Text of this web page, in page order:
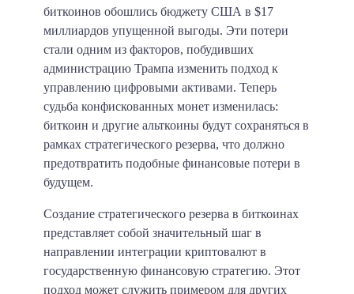
биткоинов обошлись бюджету США в $17
миллиардов упущенной выгоды. Эти потери
стали одним из факторов, побудивших
администрацию Трампа изменить подход к
управлению цифровыми активами. Теперь
судьба конфискованных монет изменилась:
биткоин и другие альткоины будут сохраняться в
рамках стратегического резерва, что должно
предотвратить подобные финансовые потери в
будущем.​
Создание стратегического резерва в биткоинах
представляет собой значительный шаг в
направлении интеграции криптовалют в
государственную финансовую стратегию. Этот
подход может служить примером для других